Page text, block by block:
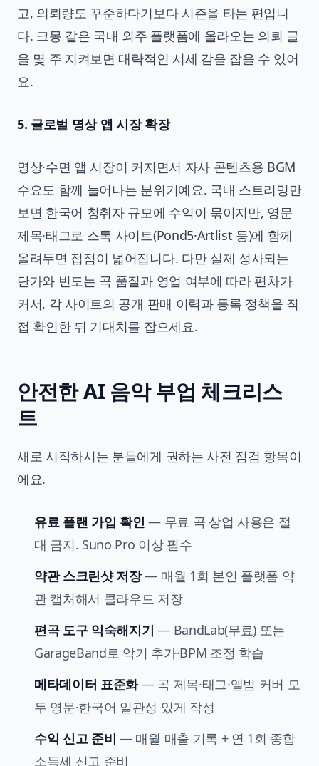
고, 의뢰량도 꾸준하다기보다 시즌을 타는 편입니
다. 크몽 같은 국내 외주 플랫폼에 올라오는 의뢰 글
을 몇 주 지켜보면 대략적인 시세 감을 잡을 수 있어
요.
5. 글로벌 명상 앱 시장 확장
명상·수면 앱 시장이 커지면서 자사 콘텐츠용 BGM
수요도 함께 늘어나는 분위기예요. 국내 스트리밍만
보면 한국어 청취자 규모에 수익이 묶이지만, 영문
제목·태그로 스톡 사이트(Pond5·Artlist 등)에 함께
올려두면 접점이 넓어집니다. 다만 실제 성사되는
단가와 빈도는 곡 품질과 영업 여부에 따라 편차가
커서, 각 사이트의 공개 판매 이력과 등록 정책을 직
접 확인한 뒤 기대치를 잡으세요.
안전한 AI 음악 부업 체크리스
트
새로 시작하시는 분들에게 권하는 사전 점검 항목이
에요.
유료 플랜 가입 확인 — 무료 곡 상업 사용은 절
대 금지. Suno Pro 이상 필수
약관 스크린샷 저장— 매월 1회 본인 플랫폼 약
관 캡처해서 클라우드 저장
편곡 도구 익숙해지기 — BandLab(무료) 또는
GarageBand로 악기 추가·BPM 조정 학습
메타데이터 표준화— 곡 제목·태그·앨범 커버 모
두 영문·한국어 일관성 있게 작성
수익 신고 준비 — 매월 매출 기록 + 연 1회 종합
소득세 신고 준비